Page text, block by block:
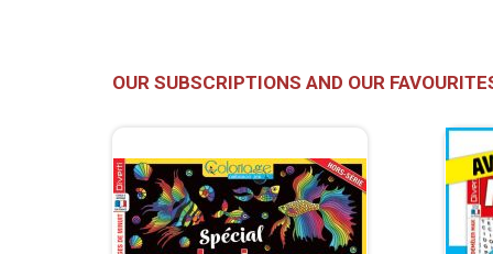
OUR SUBSCRIPTIONS AND OUR